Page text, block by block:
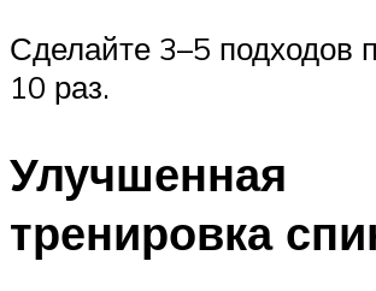
Сделайте 3–5 подходов
10 раз.
Улучшенная
тренировка